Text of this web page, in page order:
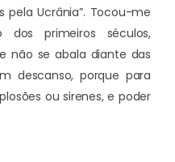
pela Ucrânia”. Tocou-me
primeiros séculos,
não se abala diante das
descanso, porque para
ou sirenes, e poder